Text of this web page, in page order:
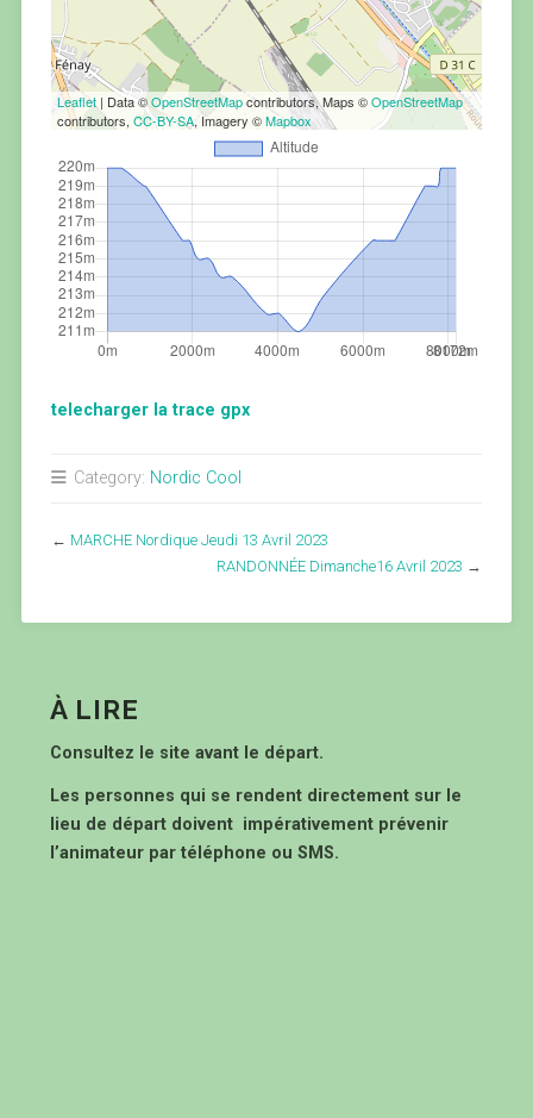
Leaflet| Data ©OpenStreetMapcontributors, Maps ©OpenStreetMap
contributors, CC-BY-SA, Imagery ©Mapbox
telecharger la trace gpx
Category: Nordic Cool
← MARCHE Nordique Jeudi 13 Avril 2023
RANDONNÉE Dimanche16 Avril 2023 →
À LIRE
Consultez le site avant le départ.
Les personnes qui se rendent directement sur le
lieu de départ doivent impérativement prévenir
l’animateur par téléphone ou SMS.